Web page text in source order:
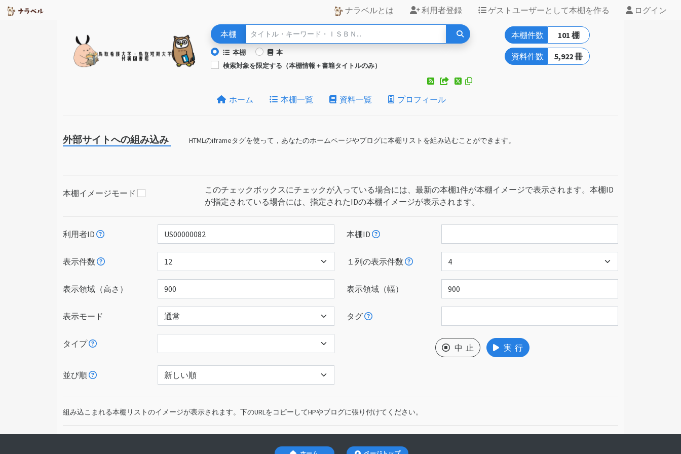
ナラベルとは 利用者登録 ゲストユーザーとして本棚を作る ログイン
本棚
本棚
本
検索対象を限定する（本棚情報＋書籍タイトルのみ）
ホーム 本棚一覧 資料一覧 プロフィール
本棚件数 101 棚
資料件数 5,922 冊
外部サイトへの組み込み HTMLのiframeタグを使って，あなたのホームページやブログに本棚リストを組み込むことができます。
本棚イメージモード
このチェックボックスにチェックが入っている場合には、最新の本棚1件が本棚イメージで表示されます。本棚ID
が指定されている場合には、指定されたIDの本棚イメージが表示されます。
利用者ID 本棚ID
表示件数 １列の表示件数
表示領域（高さ） 表示領域（幅）
表示モード タグ
タイプ 中 止 実 行
並び順
組み込こまれる本棚リストのイメージが表示されます。下のURLをコピーしてHPやブログに張り付けてください。